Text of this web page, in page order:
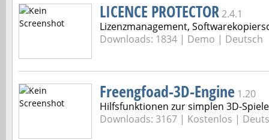
LICENCE PROTECTOR 2.4.1
Lizenzmanagement,
Downloads: 1834 | Demo | Deutsch
Freengfoad-3D-Engine 1.20
Hilfsfunktionen zur simplen 3D-
Downloads: 3167 | Kostenlos |